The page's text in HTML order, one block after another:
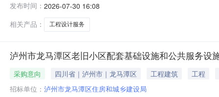
目（小市街道沱江路片区升级改造工程）设计服务采购
足国家相关法律法规和工
发布时间： 2026-07-30 16:08
相关产品：
工程设计服务
泸州市龙马潭区老旧小区配套基础设施和公共服务
采购意向 四川省｜泸州市｜龙马潭区 工程建筑
工程
招标单位： 泸州市龙马潭区住房和城乡建设局